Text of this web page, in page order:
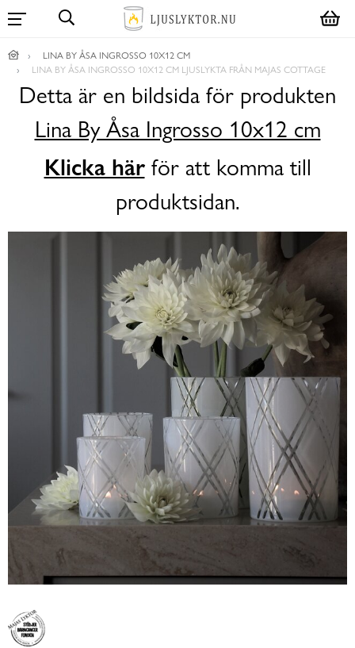
LINA BY ÅSA INGROSSO 10X12 CM
LINA BY ÅSA INGROSSO 10X12 CM LJUSLYKTA FRÅN MAJAS COTTAGE
Detta är en bildsida för produkten
Lina By Åsa Ingrosso 10x12 cm
Klicka härför att komma till
produktsidan.